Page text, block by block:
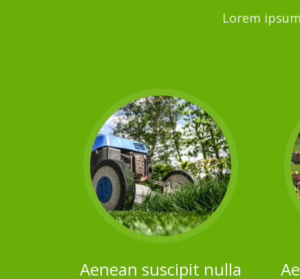
Lorem
Aenean suscipit nulla